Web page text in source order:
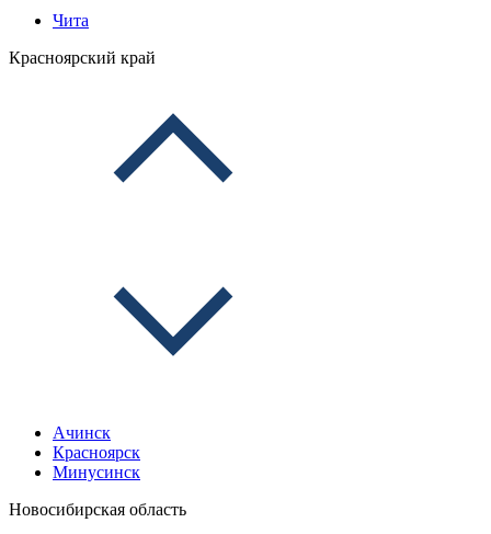
Чита
Красноярский край
Ачинск
Красноярск
Минусинск
Новосибирская область